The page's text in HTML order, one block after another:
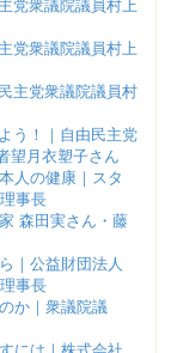
党衆議院議員村上
主党衆議院議員村
う！｜自由民主党
望月衣塑子さん
人の健康｜スタ
事長
森田実さん・藤
｜公益財団法人
事長
か｜衆議院議